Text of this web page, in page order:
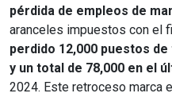
pérdida de empleos de
aranceles impuestos con el
perdido 12,000 puestos
y un total de 78,000 en el
2024. Este retroceso marca